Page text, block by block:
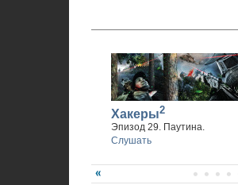
Хакеры2
Эпизод 29. Паутина.
Слушать